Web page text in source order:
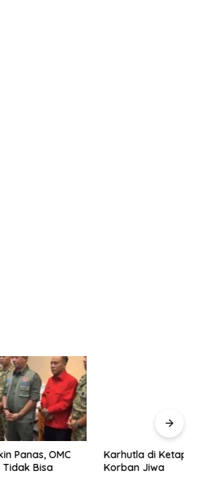
Karhutla di Ketapang Makan
Korban Jiwa